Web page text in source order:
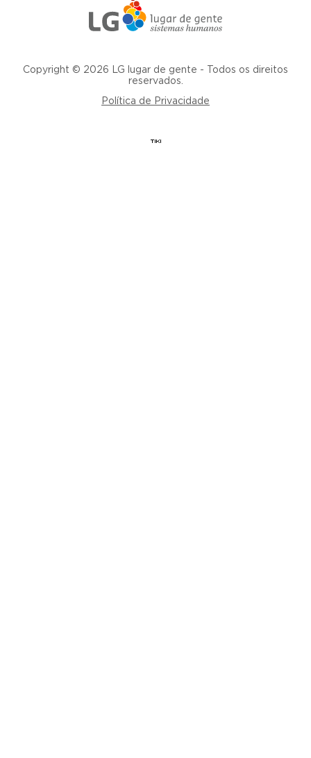
Copyright © 2026 LG lugar de gente - Todos os direitos
reservados.
Política de Privacidade